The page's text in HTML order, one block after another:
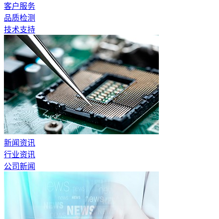
客户服务
品质检测
技术支持
新闻资讯
行业资讯
公司新闻